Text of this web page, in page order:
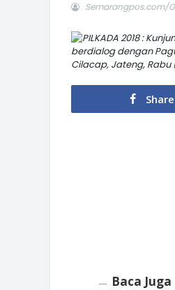
Semarangpos.com/
berdialog dengan
Cilacap, Jateng,
Baca Juga